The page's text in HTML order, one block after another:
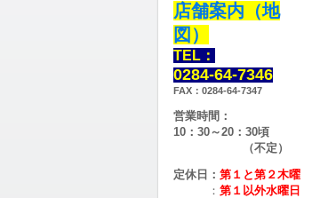
店舗案内（地
図）
TEL：
0284-64-7346
FAX：0284-64-7347
営業時間：
10：30～20：30頃
（不定）
定休日： 第１と第２木曜
： 第１以外水曜日